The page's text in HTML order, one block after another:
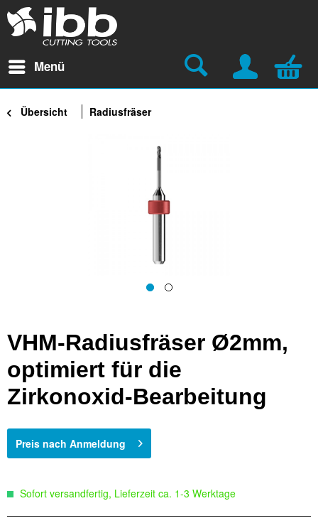
Menü
Übersicht Radiusfräser
VHM-Radiusfräser Ø2mm,
optimiert für die
Zirkonoxid-Bearbeitung
Preis nach Anmeldung
Sofort versandfertig, Lieferzeit ca. 1-3 Werktage